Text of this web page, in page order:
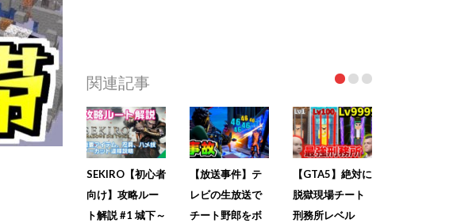
関連記事
SEKIRO【初心者
向け】攻略ルー
ト解説 #1 城下～
【放送事件】テ
レビの生放送で
チート野郎をボ
【GTA5】絶対に
脱獄現場チート
刑務所レベル